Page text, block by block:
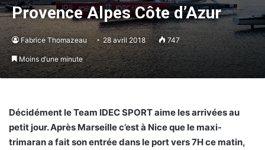
Provence Alpes Côte d’Azur
Fabrice Thomazeau 28 avril 2018 747
Moins d’une minute
Décidément le Team IDEC SPORT aime les arrivées au
petit jour. Après Marseille c’est à Nice que le maxi-
trimaran a fait son entrée dans le port vers 7H ce matin,